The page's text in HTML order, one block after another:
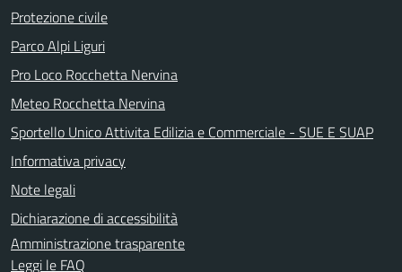
Protezione civile
Parco Alpi Liguri
Pro Loco Rocchetta Nervina
Meteo Rocchetta Nervina
Sportello Unico Attivita Edilizia e Commerciale - SUE E SUAP
Informativa privacy
Note legali
Dichiarazione di accessibilità
Amministrazione trasparente
Leggi le FAQ